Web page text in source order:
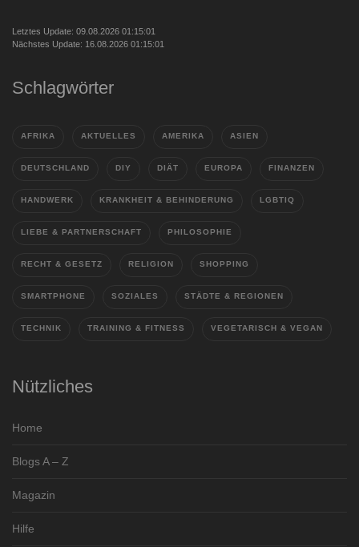
Letztes Update: 09.08.2026 01:15:01
Nächstes Update: 16.08.2026 01:15:01
Schlagwörter
AFRIKA AKTUELLES AMERIKA ASIEN
DEUTSCHLAND DIY DIÄT EUROPA FINANZEN
HANDWERK KRANKHEIT & BEHINDERUNG LGBTIQ
LIEBE & PARTNERSCHAFT PHILOSOPHIE
RECHT & GESETZ RELIGION SHOPPING
SMARTPHONE SOZIALES STÄDTE & REGIONEN
TECHNIK TRAINING & FITNESS VEGETARISCH & VEGAN
Nützliches
Home
Blogs A – Z
Magazin
Hilfe